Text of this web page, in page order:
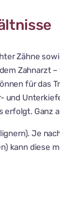
Zähne
Zahnarzt
für das
und
Ganz
Je
kann diese